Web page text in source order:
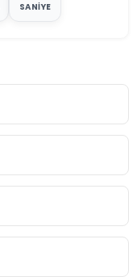
SANIYE